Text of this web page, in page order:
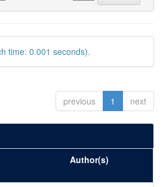
time: 0.001 seconds).
previous 1 next
Author(s)